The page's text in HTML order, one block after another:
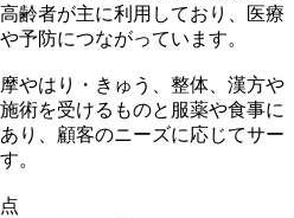
齢者が主に利用しており、医療
予防につながっています。
やはり・きゅう、整体、漢方や
術を受けるものと服薬や食事に
り、顧客のニーズに応じてサー
。